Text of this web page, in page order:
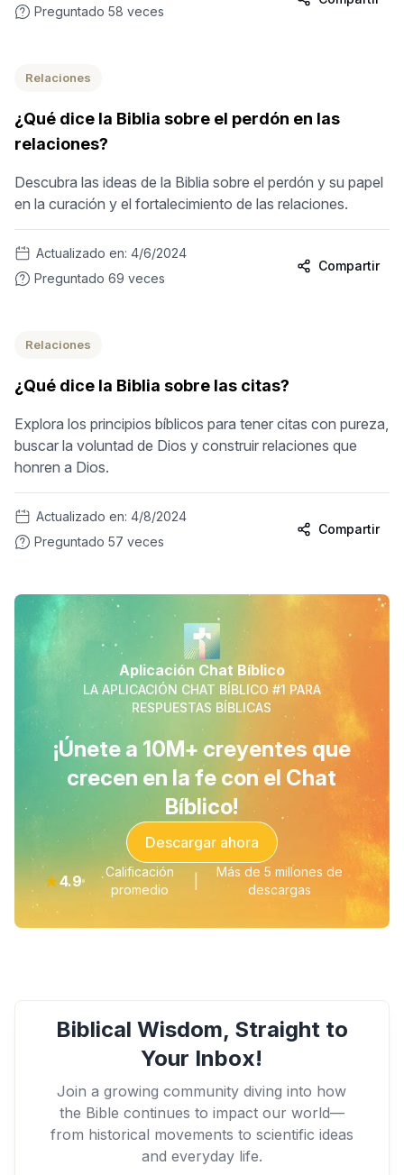
Preguntado 58 veces
Relaciones
¿Qué dice la Biblia sobre el perdón en las
relaciones?
Descubra las ideas de la Biblia sobre el perdón y su papel
en la curación y el fortalecimiento de las relaciones.
Actualizado en: 4/6/2024
Preguntado 69 veces
Compartir
Relaciones
¿Qué dice la Biblia sobre las citas?
Explora los principios bíblicos para tener citas con pureza,
buscar la voluntad de Dios y construir relaciones que
honren a Dios.
Actualizado en: 4/8/2024
Preguntado 57 veces
Compartir
Aplicación Chat Bíblico
LA APLICACIÓN CHAT BÍBLICO #1 PARA
RESPUESTAS BÍBLICAS
¡Únete a 10M+ creyentes que
crecen en la fe con el Chat
Bíblico!
Descargar ahora
★4.9
Calificación
promedio
Más de 5 millones de
descargas
Biblical Wisdom, Straight to
Your Inbox!
Join a growing community diving into how
the Bible continues to impact our world—
from historical movements to scientific ideas
and everyday life.